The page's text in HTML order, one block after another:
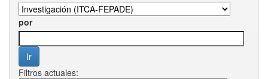
por
Filtros actuales: